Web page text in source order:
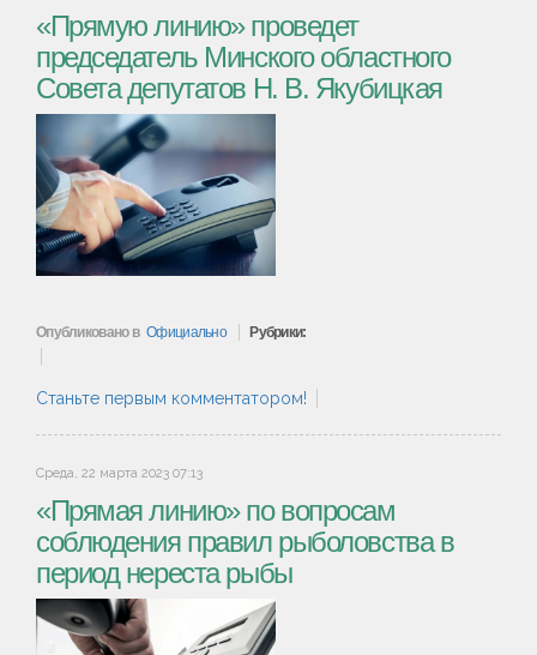
«Прямую линию» проведет
председатель Минского областного
Совета депутатов Н. В. Якубицкая
Опубликовано в Официально Рубрики:
Станьте первым комментатором!
Среда, 22 марта 2023 07:13
«Прямая линию» по вопросам
соблюдения правил рыболовства в
период нереста рыбы